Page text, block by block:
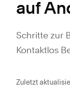
auf
Schritte zur
Kontaktlos
Zuletzt